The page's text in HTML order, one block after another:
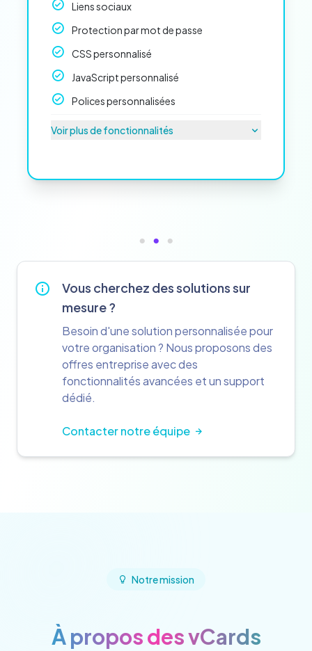
Liens sociaux
Protection par mot de passe
CSS personnalisé
JavaScript personnalisé
Polices personnalisées
Voir plus de fonctionnalités
Vous cherchez des solutions sur
mesure ?
Besoin d'une solution personnalisée pour
votre organisation ? Nous proposons des
offres entreprise avec des
fonctionnalités avancées et un support
dédié.
Contacter notre équipe
Notre mission
À propos des vCards